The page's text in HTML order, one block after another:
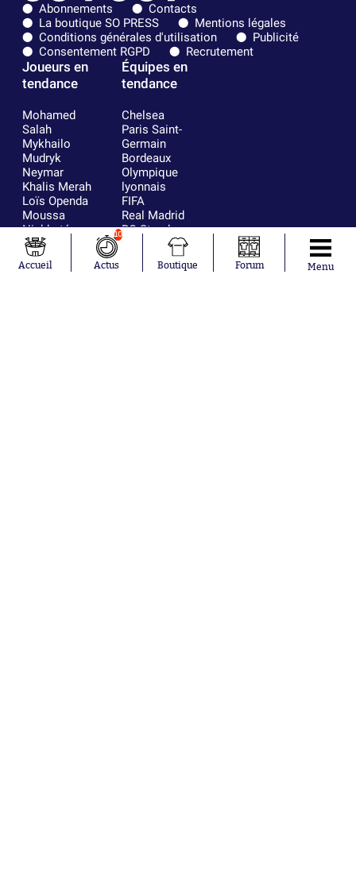
Abonnements
Contacts
La boutique SO PRESS
Mentions légales
Conditions générales d'utilisation
Publicité
Consentement RGPD
Recrutement
Joueurs en
tendance
Mohamed
Salah
Mykhailo
Mudryk
Neymar
Khalis Merah
Loïs Openda
Moussa
Niakhaté
Nicolás
Tagliafico
Pavel Šulc
Équipes en
tendance
Chelsea
Paris Saint-
Germain
Bordeaux
Olympique
lyonnais
FIFA
Real Madrid
RC Strasbourg
AC Milan
RC Lens
Accueil
10
Actus Boutique Forum Menu